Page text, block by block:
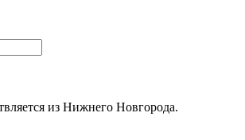
из Нижнего Новгорода.